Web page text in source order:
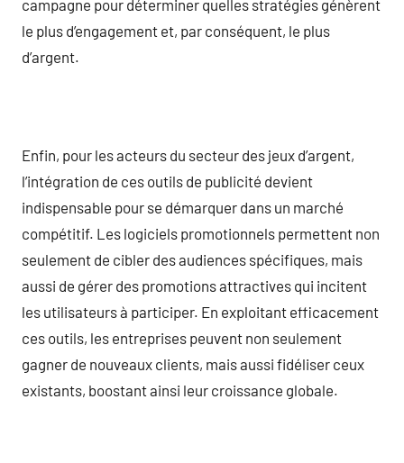
campagne pour déterminer quelles stratégies génèrent
le plus d’engagement et, par conséquent, le plus
d’argent.
Enfin, pour les acteurs du secteur des jeux d’argent,
l’intégration de ces outils de publicité devient
indispensable pour se démarquer dans un marché
compétitif. Les logiciels promotionnels permettent non
seulement de cibler des audiences spécifiques, mais
aussi de gérer des promotions attractives qui incitent
les utilisateurs à participer. En exploitant efficacement
ces outils, les entreprises peuvent non seulement
gagner de nouveaux clients, mais aussi fidéliser ceux
existants, boostant ainsi leur croissance globale.